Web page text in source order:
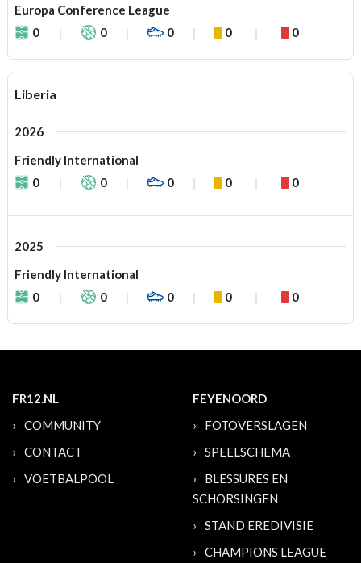
Europa Conference League
0
0 0 0 0
Liberia
2026
Friendly International
0
0 0 0 0
2025
Friendly International
0
0 0 0 0
FR12.NL
COMMUNITY
CONTACT
VOETBALPOOL
FEYENOORD
FOTOVERSLAGEN
SPEELSCHEMA
BLESSURES EN
SCHORSINGEN
STAND EREDIVISIE
CHAMPIONS LEAGUE